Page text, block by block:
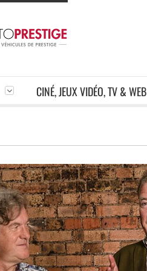
CINÉ, JEUX VIDÉO, TV & WEB